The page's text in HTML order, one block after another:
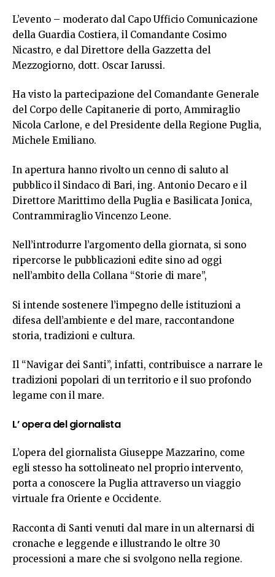
L’evento – moderato dal Capo Ufficio Comunicazione
della Guardia Costiera, il Comandante Cosimo
Nicastro, e dal Direttore della Gazzetta del
Mezzogiorno, dott. Oscar Iarussi.
Ha visto la partecipazione del Comandante Generale
del Corpo delle Capitanerie di porto, Ammiraglio
Nicola Carlone, e del Presidente della Regione Puglia,
Michele Emiliano.
In apertura hanno rivolto un cenno di saluto al
pubblico il Sindaco di Bari, ing. Antonio Decaro e il
Direttore Marittimo della Puglia e Basilicata Jonica,
Contrammiraglio Vincenzo Leone.
Nell’introdurre l’argomento della giornata, si sono
ripercorse le pubblicazioni edite sino ad oggi
nell’ambito della Collana “Storie di mare”,
Si intende sostenere l’impegno delle istituzioni a
difesa dell’ambiente e del mare, raccontandone
storia, tradizioni e cultura.
Il “Navigar dei Santi”, infatti, contribuisce a narrare le
tradizioni popolari di un territorio e il suo profondo
legame con il mare.
L’ opera del giornalista
L’opera del giornalista Giuseppe Mazzarino, come
egli stesso ha sottolineato nel proprio intervento,
porta a conoscere la Puglia attraverso un viaggio
virtuale fra Oriente e Occidente.
Racconta di Santi venuti dal mare in un alternarsi di
cronache e leggende e illustrando le oltre 30
processioni a mare che si svolgono nella regione.